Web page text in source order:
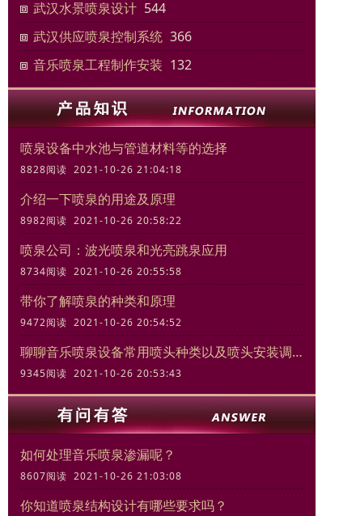
武汉水景喷泉设计 544
武汉供应喷泉控制系统 366
音乐喷泉工程制作安装 132
喷泉设备中水池与管道材料等的选择
8828阅读 2021-10-26 21:04:18
介绍一下喷泉的用途及原理
8982阅读 2021-10-26 20:58:22
喷泉公司：波光喷泉和光亮跳泉应用
8734阅读 2021-10-26 20:55:58
带你了解喷泉的种类和原理
9472阅读 2021-10-26 20:54:52
聊聊音乐喷泉设备常用喷头种类以及喷头安装调试规范
9345阅读 2021-10-26 20:53:43
如何处理音乐喷泉渗漏呢？
8607阅读 2021-10-26 21:03:08
你知道喷泉结构设计有哪些要求吗？